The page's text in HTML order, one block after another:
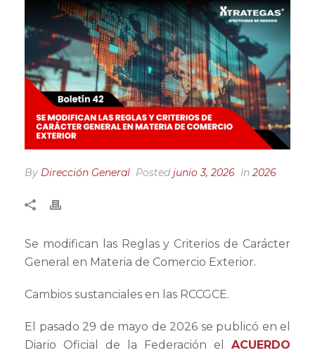
By Dirección General Postedjunio 3, 2026 In 2026
Se modifican las Reglas y Criterios de Carácter
General en Materia de Comercio Exterior.
Cambios sustanciales en las RCCGCE.
El pasado 29 de mayo de 2026 se publicó en el
Diario Oficial de la Federación el ACUERDO